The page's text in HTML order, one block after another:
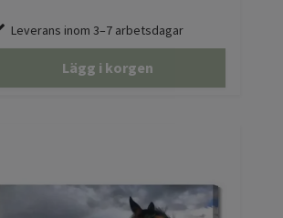
Leverans inom 3–7 arbetsdagar
Lägg i korgen